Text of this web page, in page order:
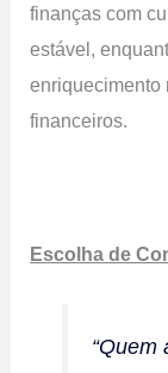
finanças com
estável,
enriquecimento
financeiros.
Escolha de
“Quem